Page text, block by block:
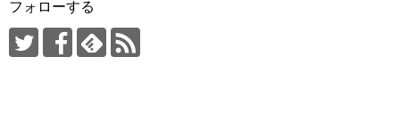
フォローする